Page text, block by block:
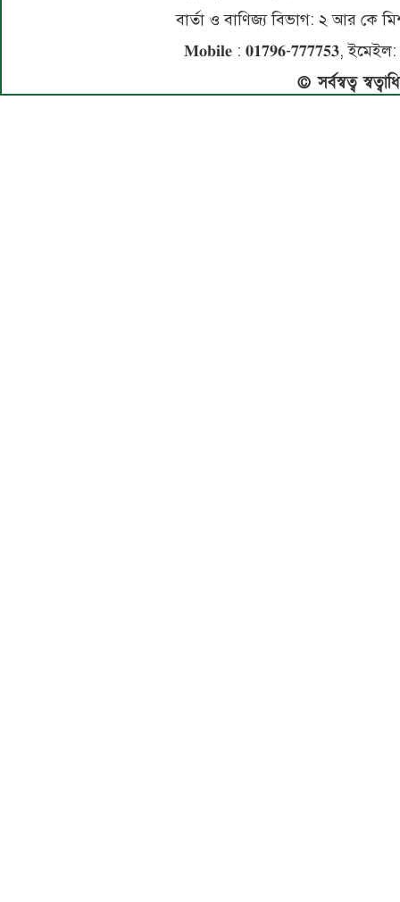
বার্তা ও বাণিজ্য বিভাগ: ২ আর কে
𝐌𝐨𝐛𝐢𝐥𝐞 : 𝟎𝟏𝟕𝟗𝟔-𝟕𝟕𝟕𝟕𝟓𝟑,
© সর্বস্বত্ব